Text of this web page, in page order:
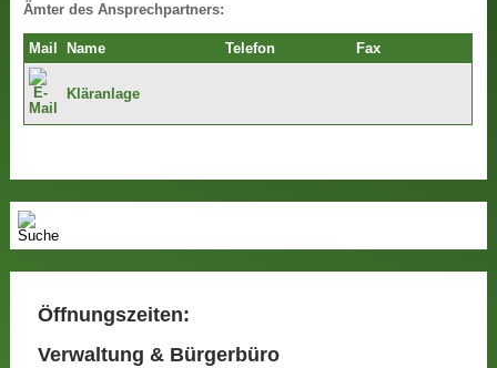
Ämter des Ansprechpartners:
Mail Name Telefon Fax
Kläranlage
Öffnungszeiten:
Verwaltung & Bürgerbüro